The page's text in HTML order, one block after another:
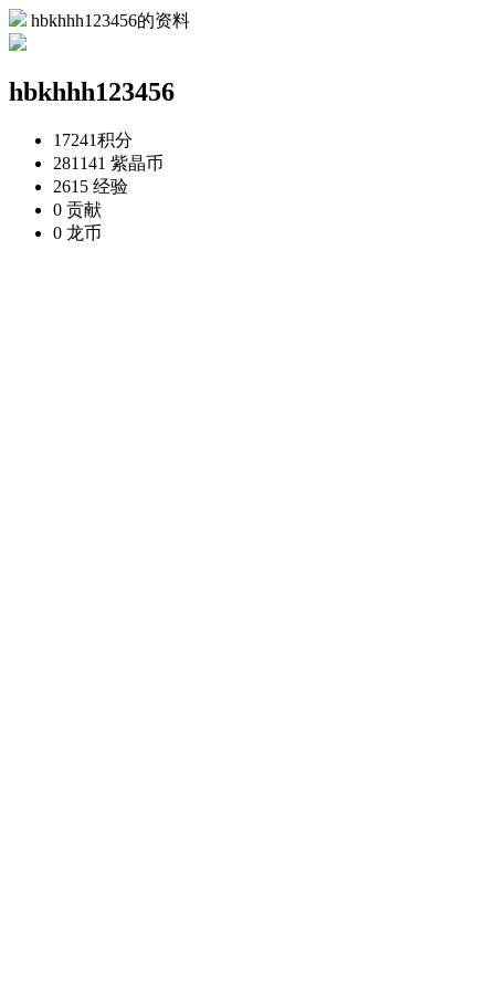
hbkhhh123456的资料
hbkhhh123456
17241积分
281141 紫晶币
2615 经验
0 贡献
0 龙币